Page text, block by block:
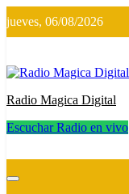
al
contenido
jueves, 06/08/2026
Radio Magica Digital
Escuchar Radio en vivo